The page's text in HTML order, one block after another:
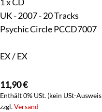
UK - 2007 - 20 Tracks
Psychic Circle PCCD7007
EX / EX
11,90€
Enthält 0% USt. (kein USt-
zzgl.Versand